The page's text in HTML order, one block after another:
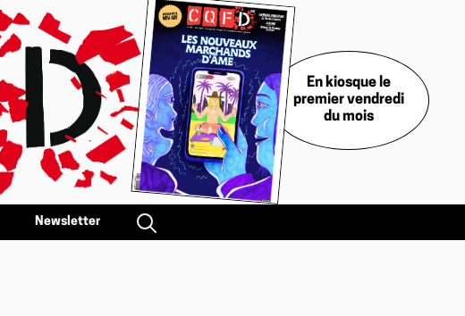
En kiosque le
premier vendredi
du mois
Newsletter